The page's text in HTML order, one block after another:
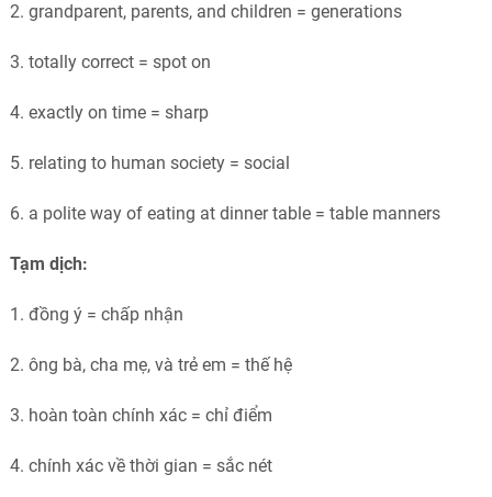
2. grandparent, parents, and children = generations
3. totally correct = spot on
4. exactly on time = sharp
5. relating to human society = social
6. a polite way of eating at dinner table = table manners
Tạm dịch:
1. đồng ý = chấp nhận
2. ông bà, cha mẹ, và trẻ em = thế hệ
3. hoàn toàn chính xác = chỉ điểm
4. chính xác về thời gian = sắc nét